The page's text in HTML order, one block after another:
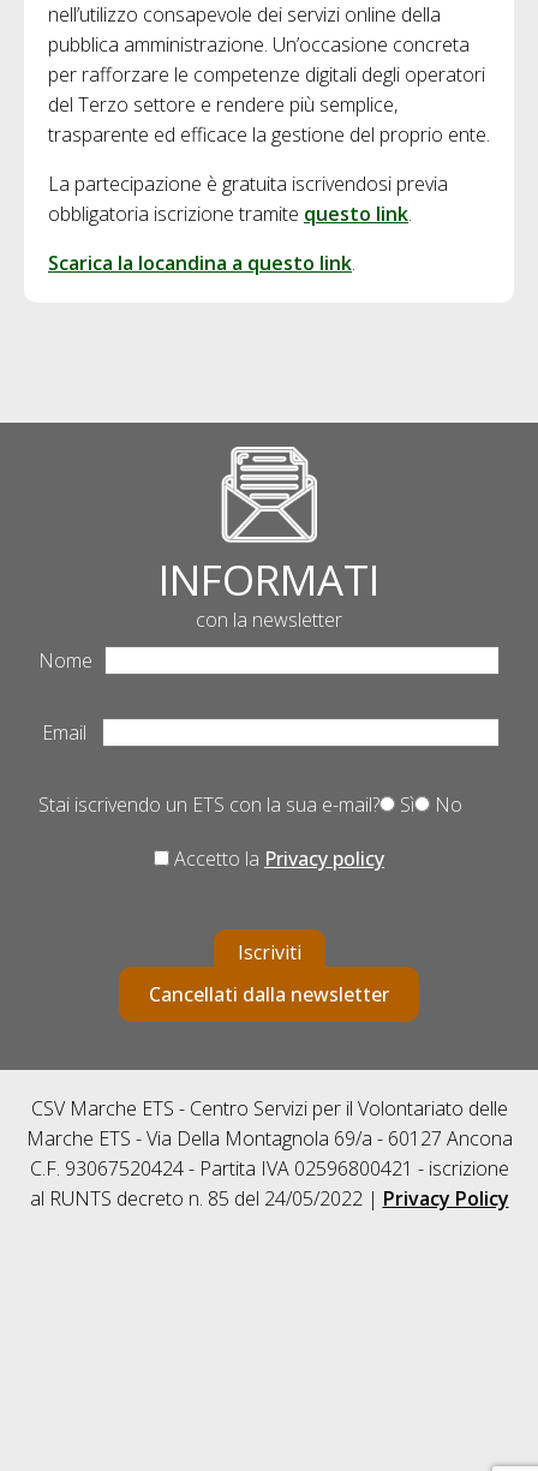
nell’utilizzo consapevole dei servizi online della
pubblica amministrazione. Un’occasione concreta
per rafforzare le competenze digitali degli operatori
del Terzo settore e rendere più semplice,
trasparente ed efficace la gestione del proprio ente.
La partecipazione è gratuita iscrivendosi previa
obbligatoria iscrizione tramite questo link.
Scarica la locandina a questo link.
INFORMATI
con la newsletter
Nome
Email
Stai iscrivendo un ETS con la sua e-mail? Sì No
Accetto la Privacy policy
Iscriviti
Cancellati dalla newsletter
CSV Marche ETS - Centro Servizi per il Volontariato delle
Marche ETS - Via Della Montagnola 69/a - 60127 Ancona
C.F. 93067520424 - Partita IVA 02596800421 - iscrizione
al RUNTS decreto n. 85 del 24/05/2022 | Privacy Policy